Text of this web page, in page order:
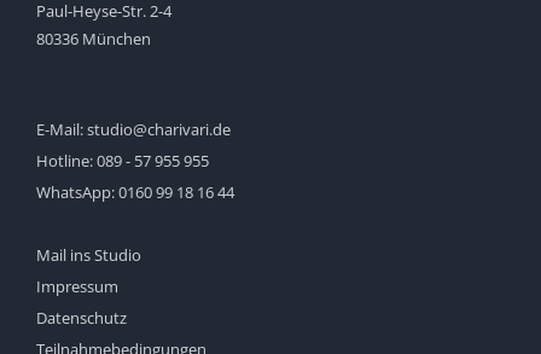
Paul-Heyse-Str. 2-4
80336 München
E-Mail:studio@charivari.de
Hotline:089 - 57 955 955
WhatsApp:0160 99 18 16 44
Mail ins Studio
Impressum
Datenschutz
Teilnahmebedingungen